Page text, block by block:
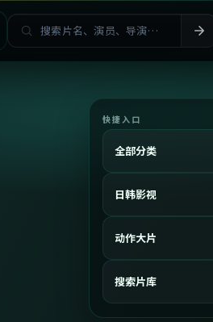
快捷入口
全部分类
日韩影视
动作大片
搜索片库